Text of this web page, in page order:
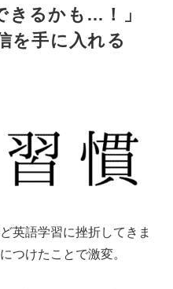
きるかも…！」
を手に入れる
英語学習に挫折してきま
つけたことで激変。